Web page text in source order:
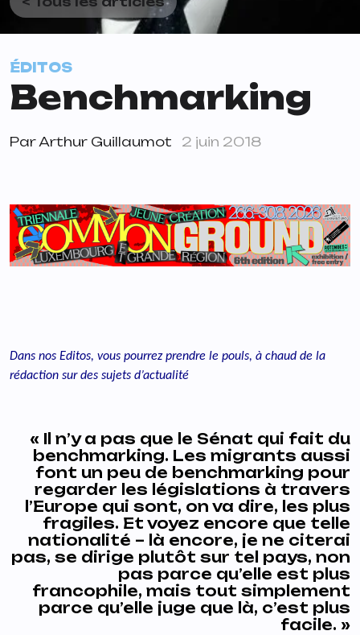
ÉDITOS
Benchmarking
ParArthur Guillaumot 2 juin 2018
Dans nos Editos, vous pourrez prendre le pouls, à chaud de la
rédaction sur des sujets d’actualité
« Il n’y a pas que le Sénat qui fait du
benchmarking. Les migrants aussi
font un peu de benchmarking pour
regarder les législations à travers
l’Europe qui sont, on va dire, les plus
fragiles. Et voyez encore que telle
nationalité – là encore, je ne citerai
pas, se dirige plutôt sur tel pays, non
pas parce qu’elle est plus
francophile, mais tout simplement
parce qu’elle juge que là, c’est plus
facile. »